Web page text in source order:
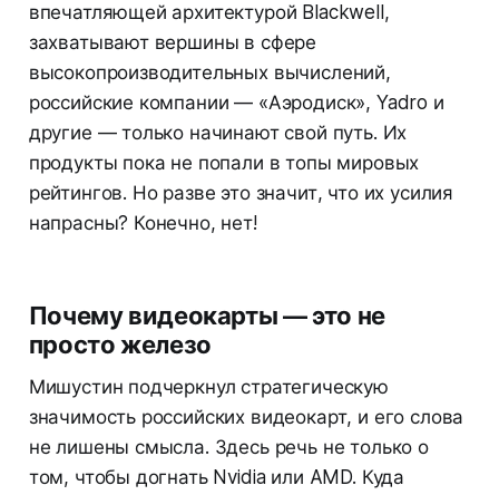
впечатляющей архитектурой Blackwell,
захватывают вершины в сфере
высокопроизводительных вычислений,
российские компании — «Аэродиск», Yadro и
другие — только начинают свой путь. Их
продукты пока не попали в топы мировых
рейтингов. Но разве это значит, что их усилия
напрасны? Конечно, нет!
Почему видеокарты — это не
просто железо
Мишустин подчеркнул стратегическую
значимость российских видеокарт, и его слова
не лишены смысла. Здесь речь не только о
том, чтобы догнать Nvidia или AMD. Куда